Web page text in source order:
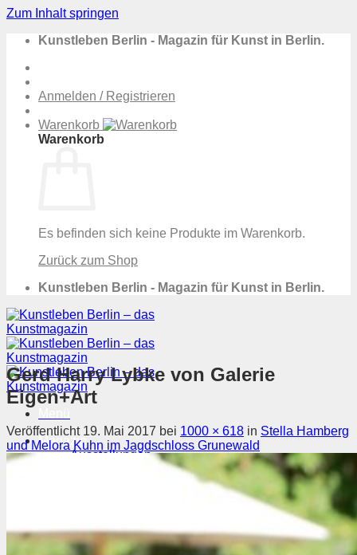
Zum Inhalt springen
Kunstleben Berlin - Magazin für Kunst in Berlin.
Anmelden / Registrieren
Warenkorb
Warenkorb
Es befinden sich keine Produkte im Warenkorb.
Zurück zum Shop
Kunstleben Berlin - Magazin für Kunst in Berlin.
Magazin
Ausstellungen
Szene & Kontext
Orte
Suchen nach:
Gerd Harry Lybke von Galerie
Eigen+Art
Veröffentlicht 19. Mai 2017 bei 1000 × 618 in Stella Hamberg
und Melora Kuhn im Jagdschloss Grunewald